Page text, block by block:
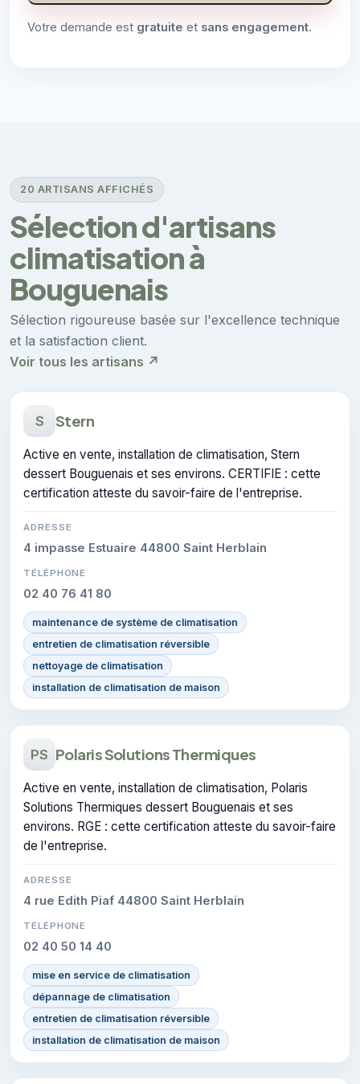
Votre demande est gratuite et sans engagement.
20 ARTISANS AFFICHÉS
Sélection d'artisans
climatisation à
Bouguenais
Sélection rigoureuse basée sur l'excellence technique
et la satisfaction client.
Voir tous les artisans ↗
S Stern
Active en vente, installation de climatisation, Stern
dessert Bouguenais et ses environs. CERTIFIE : cette
certification atteste du savoir-faire de l'entreprise.
ADRESSE
4 impasse Estuaire 44800 Saint Herblain
TÉLÉPHONE
02 40 76 41 80
maintenance de système de climatisation
entretien de climatisation réversible
nettoyage de climatisation
installation de climatisation de maison
PS Polaris Solutions Thermiques
Active en vente, installation de climatisation, Polaris
Solutions Thermiques dessert Bouguenais et ses
environs. RGE : cette certification atteste du savoir-faire
de l'entreprise.
ADRESSE
4 rue Edith Piaf 44800 Saint Herblain
TÉLÉPHONE
02 40 50 14 40
mise en service de climatisation
dépannage de climatisation
entretien de climatisation réversible
installation de climatisation de maison